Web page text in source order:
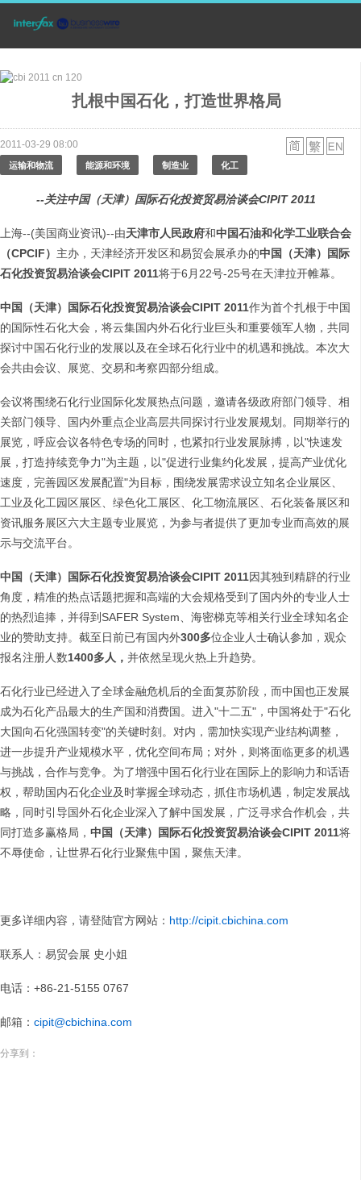
扎根中国石化，打造世界格局
2011-03-29 08:00
运输和物流 能源和环境 制造业 化工
--关注中国（天津）国际石化投资贸易洽谈会CIPIT 2011
上海--(美国商业资讯)--由天津市人民政府和中国石油和化学工业联合会
（CPCIF） 主办，天津经济开发区和易贸会展承办的中国（天津）国际
石化投资贸易洽谈会CIPIT 2011将于6月22号-25号在天津拉开帷幕。
中国（天津）国际石化投资贸易洽谈会CIPIT 2011作为首个扎根于中国
的国际性石化大会，将云集国内外石化行业巨头和重要领军人物，共同
探讨中国石化行业的发展以及在全球石化行业中的机遇和挑战。本次大
会共由会议、展览、交易和考察四部分组成。
会议将围绕石化行业国际化发展热点问题，邀请各级政府部门领导、相
关部门领导、国内外重点企业高层共同探讨行业发展规划。同期举行的
展览，呼应会议各特色专场的同时，也紧扣行业发展脉搏，以"快速发
展，打造持续竞争力"为主题，以"促进行业集约化发展，提高产业优化
速度，完善园区发展配置"为目标，围绕发展需求设立知名企业展区、
工业及化工园区展区、绿色化工展区、化工物流展区、石化装备展区和
资讯服务展区六大主题专业展览，为参与者提供了更加专业而高效的展
示与交流平台。
中国（天津）国际石化投资贸易洽谈会CIPIT 2011因其独到精辟的行业
角度，精准的热点话题把握和高端的大会规格受到了国内外的专业人士
的热烈追捧，并得到SAFER System、海密梯克等相关行业全球知名企
业的赞助支持。截至日前已有国内外300多位企业人士确认参加，观众
报名注册人数1400多人， 并依然呈现火热上升趋势。
石化行业已经进入了全球金融危机后的全面复苏阶段，而中国也正发展
成为石化产品最大的生产国和消费国。进入"十二五"，中国将处于"石化
大国向石化强国转变"的关键时刻。对内，需加快实现产业结构调整，
进一步提升产业规模水平，优化空间布局；对外，则将面临更多的机遇
与挑战，合作与竞争。为了增强中国石化行业在国际上的影响力和话语
权，帮助国内石化企业及时掌握全球动态，抓住市场机遇，制定发展战
略，同时引导国外石化企业深入了解中国发展，广泛寻求合作机会，共
同打造多赢格局， 中国（天津）国际石化投资贸易洽谈会CIPIT 2011将
不辱使命，让世界石化行业聚焦中国，聚焦天津。
更多详细内容，请登陆官方网站： http://cipit.cbichina.com
联系人：易贸会展 史小姐
电话：+86-21-5155 0767
邮箱： cipit@cbichina.com
分享到：